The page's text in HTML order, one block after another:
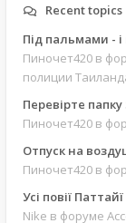
Recent topics
Під пальмами - і
Пиночет420 в
полиции
Перевірте
Пиночет420 в
Отпуск на
Пиночет420 в
Усі повії Паттайї
Nike в форуме